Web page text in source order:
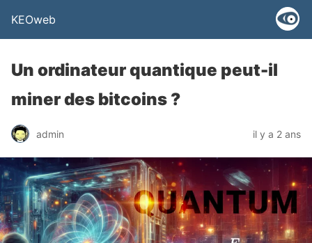
KEOweb
Un ordinateur quantique peut-il
miner des bitcoins ?
admin il y a 2 ans